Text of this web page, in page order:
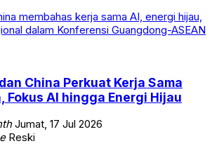
China Perkuat Kerja Sama
Fokus AI hingga Energi Hijau
Jumat, 17 Jul 2026
Reski